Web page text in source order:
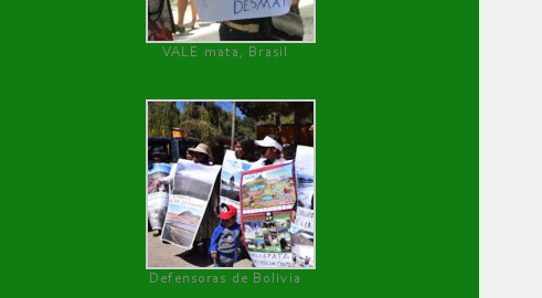
VALE mata, Brasil
Defensoras de Bolivia